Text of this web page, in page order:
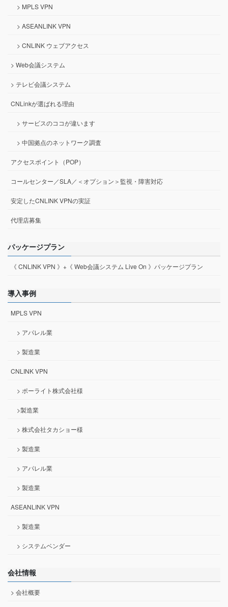
> MPLS VPN
> ASEANLINK VPN
> CNLINK ウェブアクセス
> Web会議システム
> テレビ会議システム
CNLinkが選ばれる理由
> サービスのココが違います
> 中国拠点のネットワーク調査
アクセスポイント（POP）
コールセンター／SLA／＜オプション＞監視・障害対応
安定したCNLINK VPNの実証
代理店募集
パッケージプラン
《 CNLINK VPN 》+《 Web会議システム Live On 》パッケージプラン
導入事例
MPLS VPN
> アパレル業
> 製造業
CNLINK VPN
> ポーライト株式会社様
>製造業
> 株式会社タカショー様
> 製造業
> アパレル業
> 製造業
ASEANLINK VPN
> 製造業
> システムベンダー
会社情報
> 会社概要